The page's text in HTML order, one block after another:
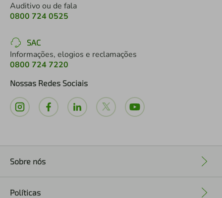
Auditivo ou de fala
0800 724 0525
SAC
Informações, elogios e reclamações
0800 724 7220
Nossas Redes Sociais
Sobre nós
Políticas